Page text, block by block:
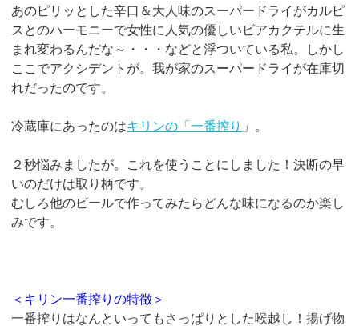
あのピリッとした辛口＆大人味のスーパードライがカルピ
スとのハーモニーで女性に人気の優しいビアカクテルに生
まれ変わるんだな～・・・などと浮ついている私。しかし
ここでアクシデントが。我が家のスーパードライが在庫切
れだったのです。
冷蔵庫にあったのはキリンの「一番搾り 」。
２秒悩みましたが。これを使うことにしました！決断の早
いのだけは取り柄です。
むしろ他のビールで作ってみたらどんな味になるのか楽し
みです。
＜キリン一番搾りの特徴＞
一番搾りはなんといってもさっぱりとした喉越し！揚げ物